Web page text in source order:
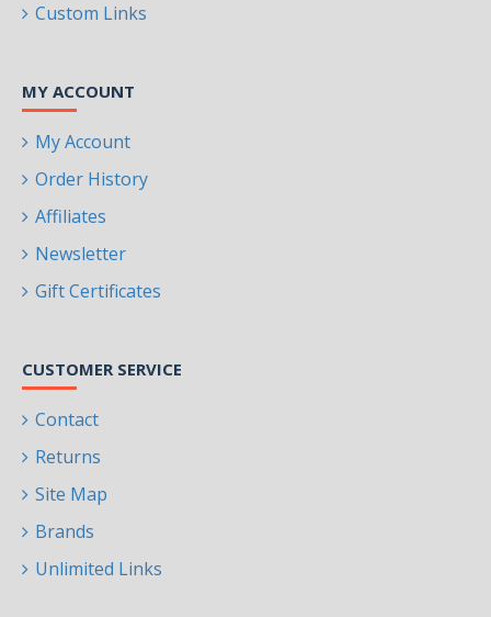
Custom Links
MY ACCOUNT
My Account
Order History
Affiliates
Newsletter
Gift Certificates
CUSTOMER SERVICE
Contact
Returns
Site Map
Brands
Unlimited Links